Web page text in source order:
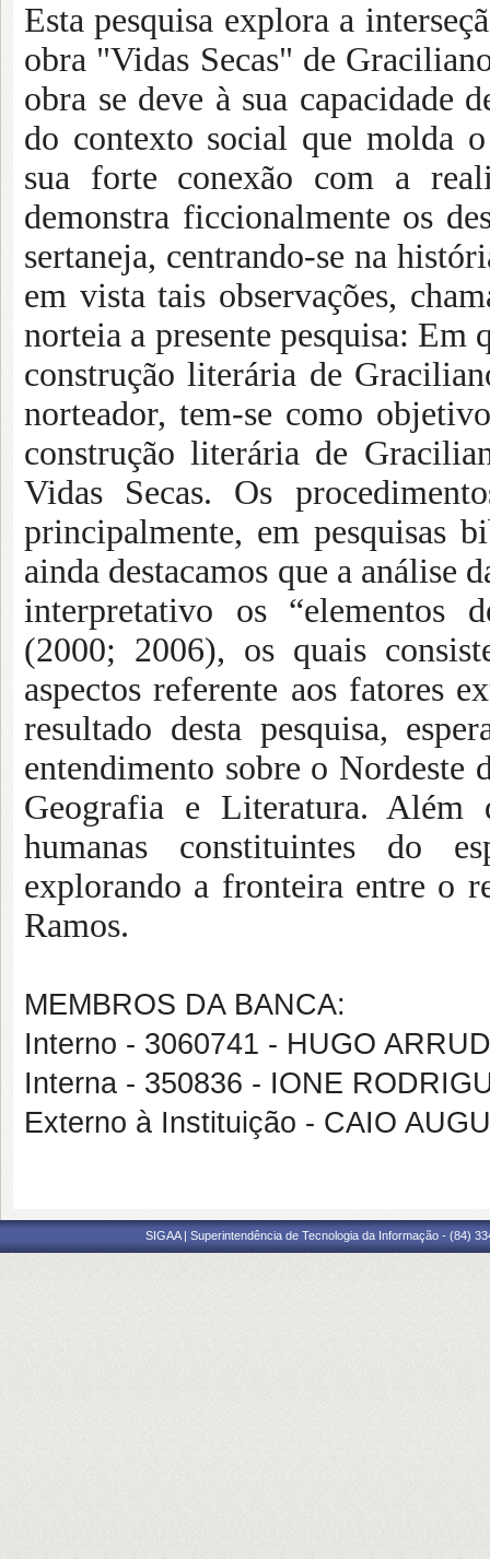
Esta pesquisa explora a
obra "Vidas Secas" de
obra se deve à sua capacidade
do contexto social que molda
sua forte conexão com a
demonstra ficcionalmente os
sertaneja, centrando-se na
em vista tais observações,
norteia a presente pesquisa: Em
construção literária de
norteador, tem-se como
construção literária de
Vidas Secas. Os
principalmente, em pesquisas
ainda destacamos que a análise
interpretativo os “elementos
(2000; 2006), os quais
aspectos referente aos fatores
resultado desta pesquisa,
entendimento sobre o
Geografia e Literatura. Além
humanas constituintes do
explorando a fronteira entre o
Ramos.
MEMBROS DA BANCA:
Interno - 3060741 - HUGO
Interna - 350836 - IONE
Externo à Instituição - CAIO
SIGAA | Superintendência de Tecnologia da Informação - (84)